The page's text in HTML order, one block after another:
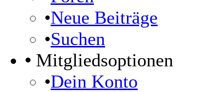
•Neue Beiträge
•Suchen
• Mitgliedsoptionen
•Dein Konto